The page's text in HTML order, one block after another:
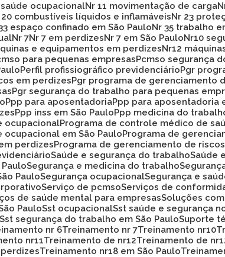
ocupacional
Nr 11 movimentação de carga
20 combustíveis líquidos e inflamáveis
Nr 23
33 espaço confinado em São Paulo
Nr 35 trabalho
Nr 7 Nr 7 em perdizes Nr 7 em São Paulo
Nr10
e equipamentos em perdizes
Nr12
para pequenas empresas Pcmso segurança
Perfil profissiográfico previdenciário
Pgr
em perdizes
Pgr programa de gerenciamento
Pgr segurança do trabalho para pequenas
Ppp para aposentadoria Ppp para aposentadoria
Ppp inss em São Paulo Ppp medicina do
ocupacional Programa de controle médico de
ocupacional em São Paulo
Programa de
perdizes
Programa de gerenciamento de
Saúde e segurança do trabalho
Paulo Segurança e medicina do trabalho
Paulo Segurança ocupacional Segurança e
Serviço de pcmso Serviços de
de saúde mental para empresas Soluções
Paulo Sst ocupacional Sst saúde e segurança
Sst segurança do trabalho em São Paulo Suporte
nr 6 Treinamento nr 7 Treinamento nr10
nr11 Treinamento de nr12 Treinamento de
perdizes Treinamento nr18 em São Paulo